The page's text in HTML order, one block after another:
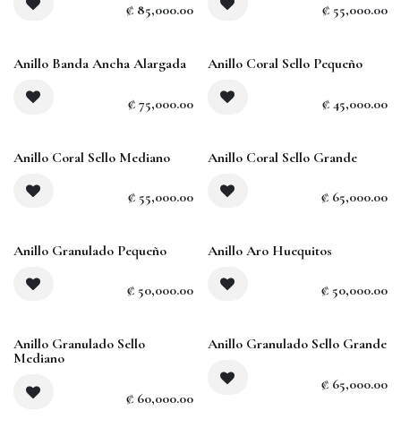
₡ 85,000.00 ₡ 55,000.00
Anillo Banda Ancha Alargada
₡ 75,000.00
Anillo Coral Sello Pequeño
₡ 45,000.00
Anillo Coral Sello Mediano
₡ 55,000.00
Anillo Coral Sello Grande
₡ 65,000.00
Sold out
Anillo Granulado Pequeño
₡ 50,000.00
Anillo Aro Huequitos
₡ 50,000.00
Anillo Granulado Sello
Mediano
₡ 60,000.00
Sold out
Anillo Granulado Sello Grande
₡ 65,000.00